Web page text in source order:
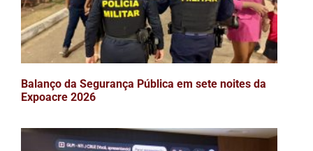
Balanço da Segurança Pública em sete noites da
Expoacre 2026